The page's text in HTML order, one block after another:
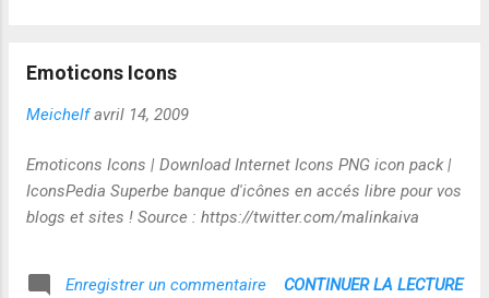
Emoticons Icons
Meichelf avril 14, 2009
Emoticons Icons | Download Internet Icons PNG icon pack |
IconsPedia Superbe banque d'icônes en accés libre pour vos
blogs et sites ! Source : https://twitter.com/malinkaiva
Enregistrer un commentaire CONTINUER LA LECTURE